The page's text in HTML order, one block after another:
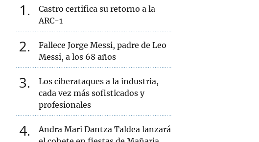
1
Castro certifica su retorno a la
ARC-1
2
Fallece Jorge Messi, padre de Leo
Messi, a los 68 años
3
Los ciberataques a la industria,
cada vez más sofisticados y
profesionales
4
Andra Mari Dantza Taldea lanzará